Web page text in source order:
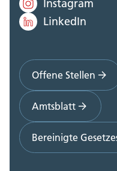
Instagram
LinkedIn
Offene Stellen
Amtsblatt
Bereinigte